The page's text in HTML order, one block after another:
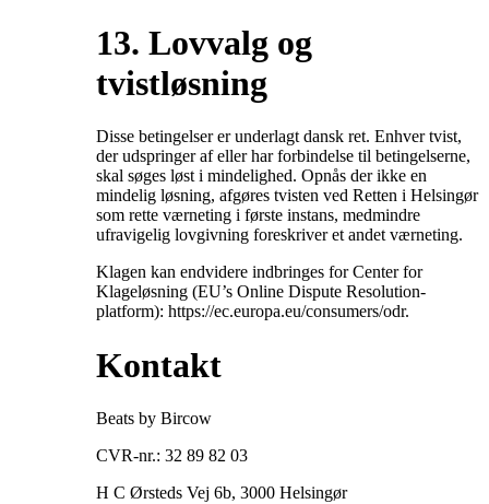
13. Lovvalg og
tvistløsning
Disse betingelser er underlagt dansk ret. Enhver tvist,
der udspringer af eller har forbindelse til betingelserne,
skal søges løst i mindelighed. Opnås der ikke en
mindelig løsning, afgøres tvisten ved Retten i Helsingør
som rette værneting i første instans, medmindre
ufravigelig lovgivning foreskriver et andet værneting.
Klagen kan endvidere indbringes for Center for
Klageløsning (EU’s Online Dispute Resolution-
platform): https://ec.europa.eu/consumers/odr.
Kontakt
Beats by Bircow
CVR-nr.: 32 89 82 03
H C Ørsteds Vej 6b, 3000 Helsingør